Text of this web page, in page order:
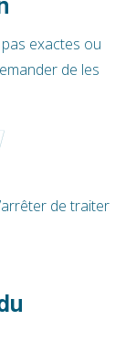
exactes ou
de les
de traiter